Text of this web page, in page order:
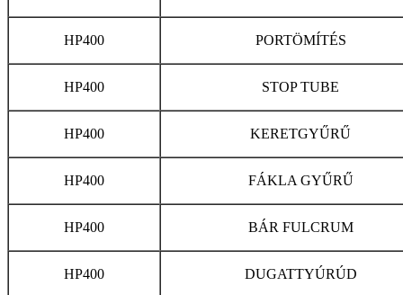
HP400 PORTÖMÍTÉS
HP400 STOP TUBE
HP400 KERETGYŰRŰ
HP400 FÁKLA GYŰRŰ
HP400 BÁR FULCRUM
HP400 DUGATTYÚRÚD